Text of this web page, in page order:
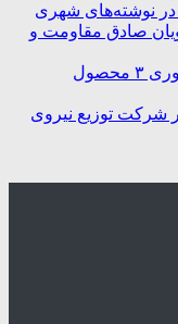
در نوشته‌های شهری
صادق مقاومت و
دستور سازمان غذا و دارو برای جمع‌آوری ۳ محصول
شرکت توزیع نیروی